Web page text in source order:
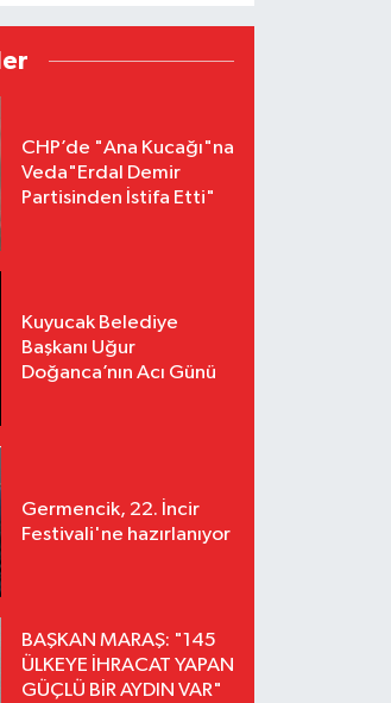
CHP’de "Ana Kucağı"na
Veda"Erdal Demir
Partisinden İstifa Etti"
Kuyucak Belediye
Başkanı Uğur
Doğanca’nın Acı Günü
Germencik, 22. İncir
Festivali'ne hazırlanıyor
BAŞKAN MARAŞ: "145
ÜLKEYE İHRACAT YAPAN
GÜÇLÜ BİR AYDIN VAR"